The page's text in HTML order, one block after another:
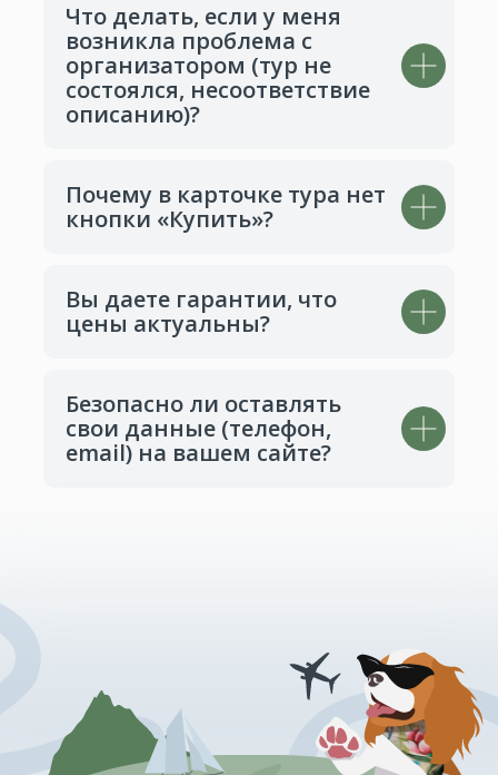
Что делать, если у меня
возникла проблема с
организатором (тур не
состоялся, несоответствие
описанию)?
Почему в карточке тура нет
кнопки «Купить»?
Вы даете гарантии, что
цены актуальны?
Безопасно ли оставлять
свои данные (телефон,
email) на вашем сайте?
Сделано с душой в СТУДИЯ УВА